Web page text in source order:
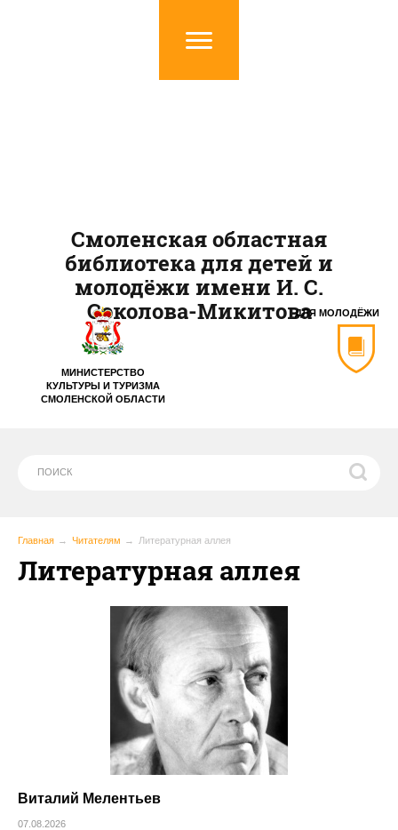
МИНИСТЕРСТВО
КУЛЬТУРЫ И ТУРИЗМА
СМОЛЕНСКОЙ ОБЛАСТИ
ДЛЯ МОЛОДЁЖИ
Смоленская областная
библиотека для детей и
молодёжи имени И. С.
Соколова-Микитова
Главная Читателям Литературная аллея
Литературная аллея
Виталий Мелентьев
07.08.2026